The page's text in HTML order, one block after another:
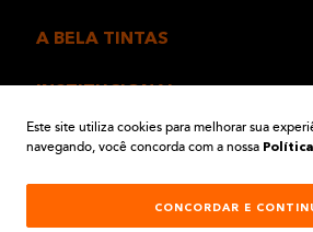
A BELA TINTAS
AJUDA E SUPORTE
ATENDIMENTO
Este site utiliza cookies para melhorar sua
navegando, você concorda com a nossa
CONCORDAR E